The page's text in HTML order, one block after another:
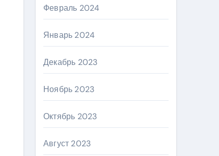
Февраль 2024
Январь 2024
Декабрь 2023
Ноябрь 2023
Октябрь 2023
Август 2023